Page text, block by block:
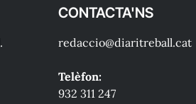
CONTACTA'NS
redaccio@diaritreball.cat
Telèfon:
932 311 247